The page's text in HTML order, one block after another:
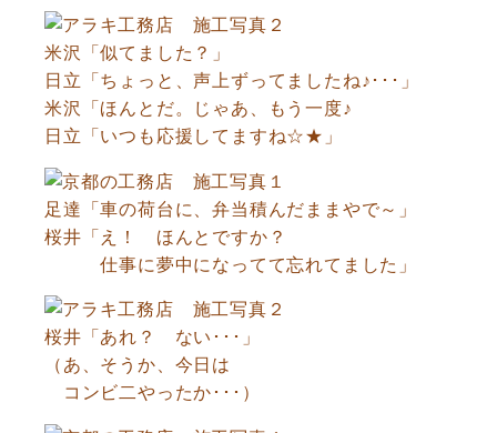
米沢「似てました？」
日立「ちょっと、声上ずってましたね♪･･･」
米沢「ほんとだ。じゃあ、もう一度♪
日立「いつも応援してますね☆★」
足達「車の荷台に、弁当積んだままやで～」
桜井「え！ ほんとですか？
仕事に夢中になってて忘れてました」
桜井「あれ？ ない･･･」
（あ、そうか、今日は
コンビ二やったか･･･）